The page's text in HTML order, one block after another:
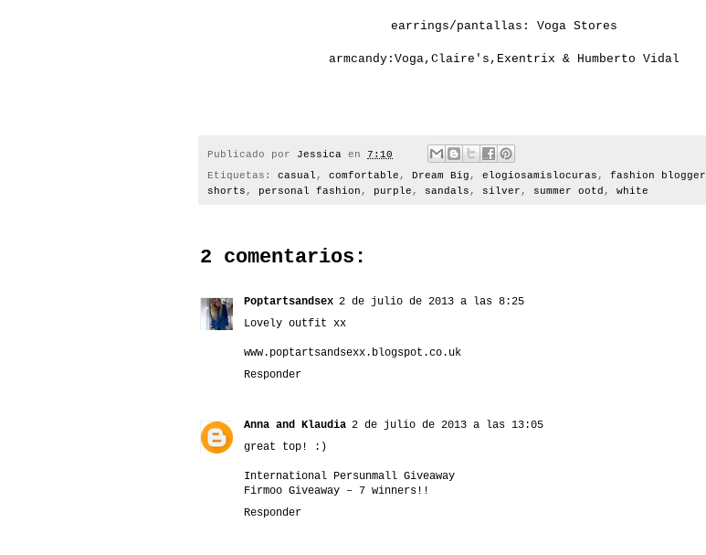
earrings/pantallas: Voga Stores
armcandy:Voga,Claire's,Exentrix & Humberto Vidal
Publicado por Jessica en 7:10
Etiquetas: casual, comfortable, Dream Big, elogiosamislocuras, fashion blogger
shorts, personal fashion, purple, sandals, silver, summer ootd, white
2 comentarios:
Poptartsandsex 2 de julio de 2013 a las 8:25
Lovely outfit xx
www.poptartsandsexx.blogspot.co.uk
Responder
Anna and Klaudia 2 de julio de 2013 a las 13:05
great top! :)
International Persunmall Giveaway
Firmoo Giveaway – 7 winners!!
Responder